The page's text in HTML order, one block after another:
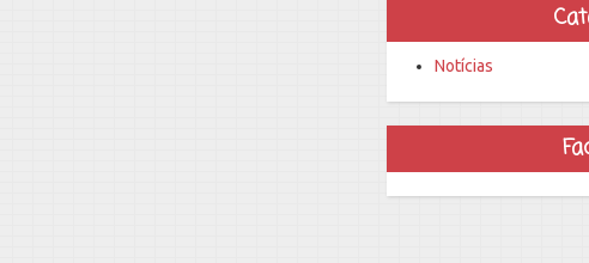
Notícias